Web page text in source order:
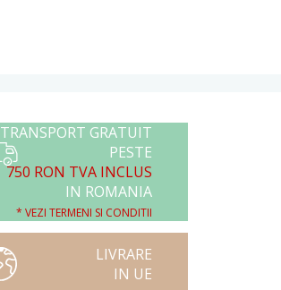
TRANSPORT GRATUIT
PESTE
750 RON TVA INCLUS
IN ROMANIA
* VEZI TERMENI SI CONDITII
LIVRARE
IN UE